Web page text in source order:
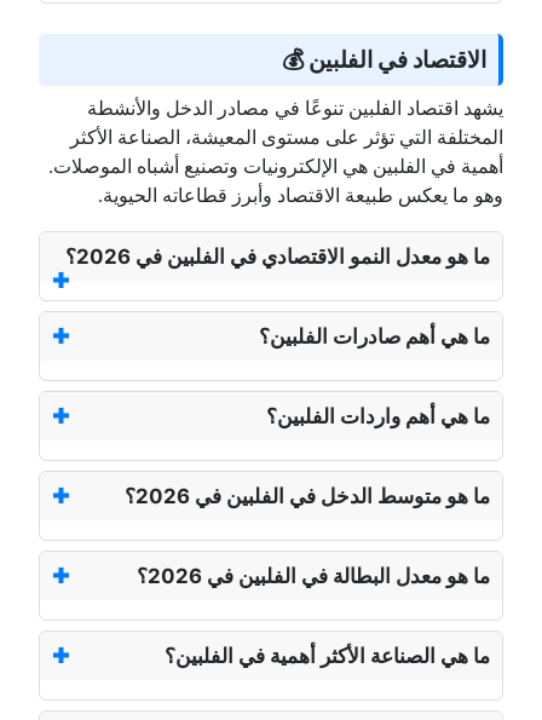
الاقتصاد في الفلبين 💰
يشهد اقتصاد الفلبين تنوعًا في مصادر الدخل والأنشطة
المختلفة التي تؤثر على مستوى المعيشة، الصناعة الأكثر
أهمية في الفلبين هي الإلكترونيات وتصنيع أشباه الموصلات.
وهو ما يعكس طبيعة الاقتصاد وأبرز قطاعاته الحيوية.
ما هو معدل النمو الاقتصادي في الفلبين في 2026؟
ما هي أهم صادرات الفلبين؟
ما هي أهم واردات الفلبين؟
ما هو متوسط الدخل في الفلبين في 2026؟
ما هو معدل البطالة في الفلبين في 2026؟
ما هي الصناعة الأكثر أهمية في الفلبين؟